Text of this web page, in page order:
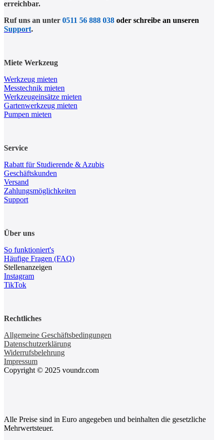
erreichbar.
Ruf uns an unter 0511 56 888 038 oder schreibe an unseren
Support.
Miete Werkzeug
Werkzeug mieten
Messtechnik mieten
Werkzeugeinsätze mieten
Gartenwerkzeug mieten
Pumpen mieten
Service
Rabatt für Studierende & Azubis
Geschäftskunden
Versand
Zahlungsmöglichkeiten
Support
Über uns
So funktioniert's
Häufige Fragen (FAQ)
Stellenanzeigen
Instagram
TikTok
Rechtliches
Allgemeine Geschäftsbedingungen
Datenschutzerklärung
Widerrufsbelehrung
Impressum
Copyright © 2025 voundr.com
Alle Preise sind in Euro angegeben und beinhalten die gesetzliche
Mehrwertsteuer.